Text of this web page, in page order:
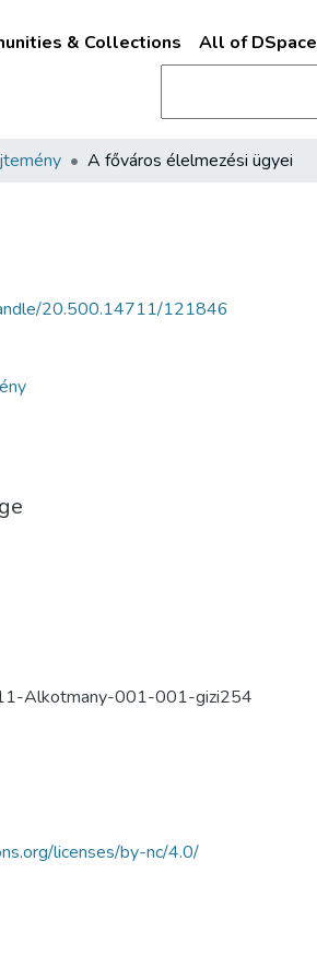
& Collections All of DSpace
A főváros élelmezési ügyei
20.500.14711/121846
Alkotmany-001-001-gizi254
licenses/by-nc/4.0/